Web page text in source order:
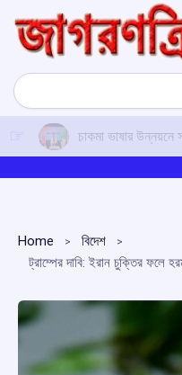
content
Search
চাকমা ভাষার
Home
বিদেশ
ট্রাম্পের দাবি: ইরান চুক্তির ফলে